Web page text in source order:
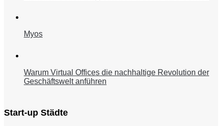
Myos
Warum Virtual Offices die nachhaltige Revolution der
Geschäftswelt anführen
Start-up Städte